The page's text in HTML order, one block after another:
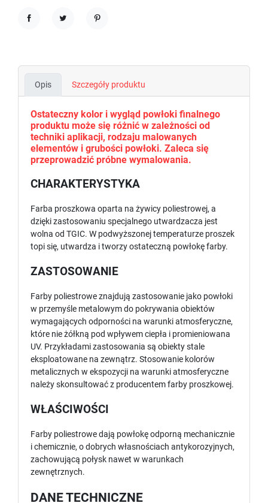
Opis Szczegóły produktu
Ostateczny kolor i wygląd powłoki finalnego
produktu może się różnić w zależności od
techniki aplikacji, rodzaju malowanych
elementów i grubości powłoki. Zaleca się
przeprowadzić próbne wymalowania.
CHARAKTERYSTYKA
Farba proszkowa oparta na żywicy poliestrowej, a
dzięki zastosowaniu specjalnego utwardzacza jest
wolna od TGIC. W podwyższonej temperaturze proszek
topi się, utwardza i tworzy ostateczną powłokę farby.
ZASTOSOWANIE
Farby poliestrowe znajdują zastosowanie jako powłoki
w przemyśle metalowym do pokrywania obiektów
wymagających odporności na warunki atmosferyczne,
które nie żółkną pod wpływem ciepła i promieniowana
UV. Przykładami zastosowania są obiekty stale
eksploatowane na zewnątrz. Stosowanie kolorów
metalicznych w ekspozycji na warunki atmosferyczne
należy skonsultować z producentem farby proszkowej.
WŁAŚCIWOŚCI
Farby poliestrowe dają powłokę odporną mechanicznie
i chemicznie, o dobrych własnościach antykorozyjnych,
zachowującą połysk nawet w warunkach
zewnętrznych.
DANE TECHNICZNE